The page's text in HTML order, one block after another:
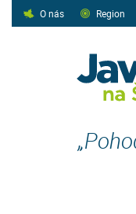
O nás Region